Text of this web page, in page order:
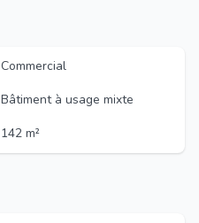
Commercial
Bâtiment à usage mixte
142 m²